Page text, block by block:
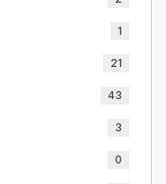
1
21
43
3
0